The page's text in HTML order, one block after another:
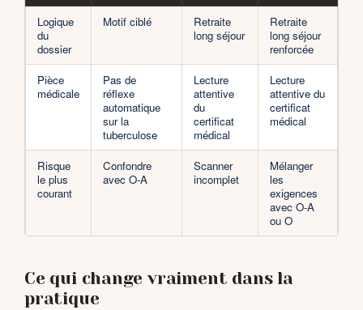
Logique
du
dossier
Motif ciblé
Retraite
long séjour
Retraite
long séjour
renforcée
Pièce
médicale
Pas de
réflexe
automatique
sur la
tuberculose
Lecture
attentive
du
certificat
médical
Lecture
attentive du
certificat
médical
Risque
le plus
courant
Confondre
avec O-A
Scanner
incomplet
Mélanger
les
exigences
avec O-A
ou O
Ce qui change vraiment dans la
pratique